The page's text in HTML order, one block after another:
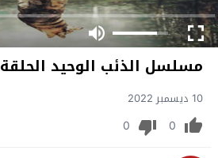
مسلسل الذئب الوحيد الحلقة 27 مترجم
10 ديسمبر 2022
0
0